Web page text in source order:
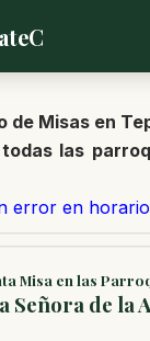
de Misas en
todas las
error en
Misa en las
Señora de la